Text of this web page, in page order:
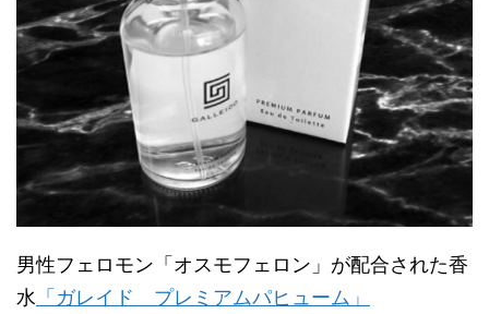
男性フェロモン「オスモフェロン」が配合された香
水 「ガレイド プレミアムパヒューム」